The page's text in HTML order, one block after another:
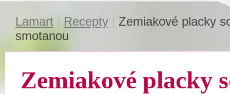
Lamart Recepty
Zemiakové placky
smotanou
Zemiakové placky